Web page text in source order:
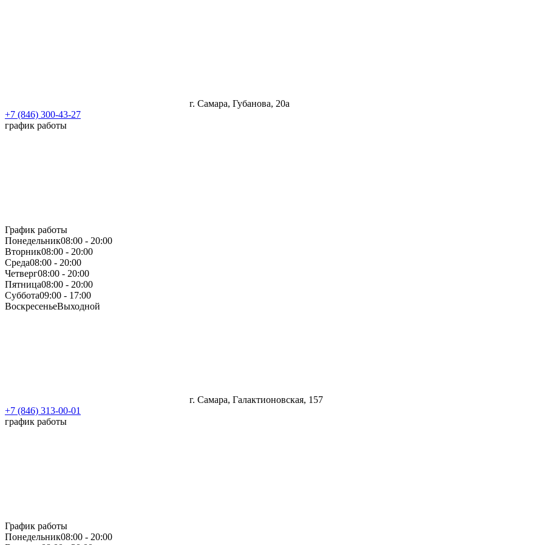
г. Самара, Губанова, 20а
+7 (846) 300-43-27
график работы
График работы
Понедельник08:00 - 20:00
Вторник08:00 - 20:00
Среда08:00 - 20:00
Четверг08:00 - 20:00
Пятница08:00 - 20:00
Суббота09:00 - 17:00
ВоскресеньеВыходной
г. Самара, Галактионовская, 157
+7 (846) 313-00-01
график работы
График работы
Понедельник08:00 - 20:00